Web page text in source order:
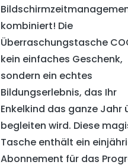
kombiniert! Die
Überraschungstasche
kein einfaches Geschenk,
sondern ein echtes
Bildungserlebnis, das Ihr
Enkelkind das ganze Jahr
begleiten wird. Diese
Tasche enthält ein
Abonnement für das